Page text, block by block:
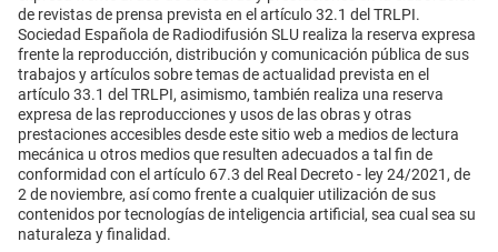
de revistas de prensa prevista en el artículo 32.1 del TRLPI.
Sociedad Española de Radiodifusión SLU realiza la reserva expresa
frente la reproducción, distribución y comunicación pública de sus
trabajos y artículos sobre temas de actualidad prevista en el
artículo 33.1 del TRLPI, asimismo, también realiza una reserva
expresa de las reproducciones y usos de las obras y otras
prestaciones accesibles desde este sitio web a medios de lectura
mecánica u otros medios que resulten adecuados a tal fin de
conformidad con el artículo 67.3 del Real Decreto - ley 24/2021, de
2 de noviembre, así como frente a cualquier utilización de sus
contenidos por tecnologías de inteligencia artificial, sea cual sea su
naturaleza y finalidad.